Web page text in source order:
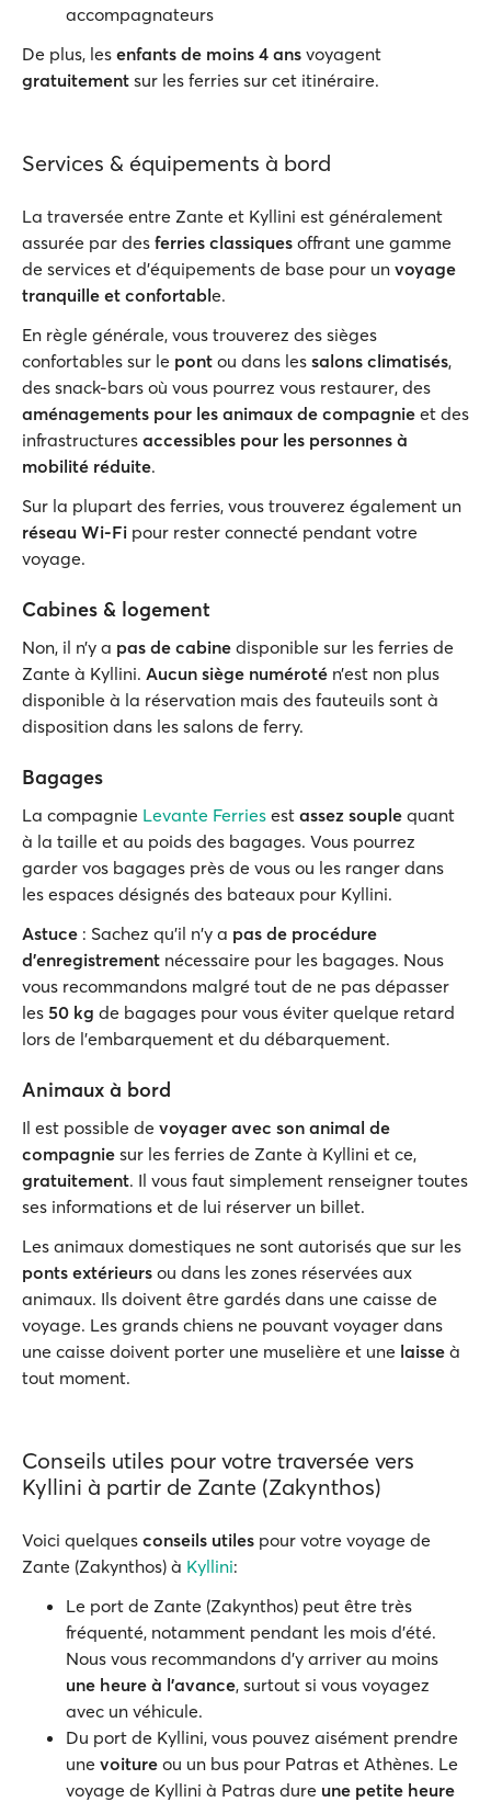
accompagnateurs
De plus, les enfants de moins 4 ans voyagent
gratuitement sur les ferries sur cet itinéraire.
Services & équipements à bord
La traversée entre Zante et Kyllini est généralement
assurée par des ferries classiques offrant une gamme
de services et d'équipements de base pour un voyage
tranquille et confortable.
En règle générale, vous trouverez des sièges
confortables sur le pont ou dans les salons climatisés,
des snack-bars où vous pourrez vous restaurer, des
aménagements pour les animaux de compagnie et des
infrastructures accessibles pour les personnes à
mobilité réduite.
Sur la plupart des ferries, vous trouverez également un
réseau Wi-Fi pour rester connecté pendant votre
voyage.
Cabines & logement
Non, il n’y a pas de cabine disponible sur les ferries de
Zante à Kyllini. Aucun siège numéroté n’est non plus
disponible à la réservation mais des fauteuils sont à
disposition dans les salons de ferry.
Bagages
La compagnie Levante Ferries est assez souple quant
à la taille et au poids des bagages. Vous pourrez
garder vos bagages près de vous ou les ranger dans
les espaces désignés des bateaux pour Kyllini.
Astuce : Sachez qu'il n'y a pas de procédure
d'enregistrement nécessaire pour les bagages. Nous
vous recommandons malgré tout de ne pas dépasser
les 50 kg de bagages pour vous éviter quelque retard
lors de l'embarquement et du débarquement.
Animaux à bord
Il est possible de voyager avec son animal de
compagnie sur les ferries de Zante à Kyllini et ce,
gratuitement. Il vous faut simplement renseigner toutes
ses informations et de lui réserver un billet.
Les animaux domestiques ne sont autorisés que sur les
ponts extérieurs ou dans les zones réservées aux
animaux. Ils doivent être gardés dans une caisse de
voyage. Les grands chiens ne pouvant voyager dans
une caisse doivent porter une muselière et une laisse à
tout moment.
Conseils utiles pour votre traversée vers
Kyllini à partir de Zante (Zakynthos)
Voici quelques conseils utiles pour votre voyage de
Zante (Zakynthos) à Kyllini:
Le port de Zante (Zakynthos) peut être très
fréquenté, notamment pendant les mois d'été.
Nous vous recommandons d’y arriver au moins
une heure à l'avance, surtout si vous voyagez
avec un véhicule.
Du port de Kyllini, vous pouvez aisément prendre
une voiture ou un bus pour Patras et Athènes. Le
voyage de Kyllini à Patras dure une petite heure